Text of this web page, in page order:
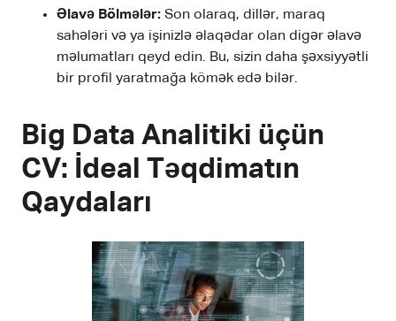
Əlavə Bölmələr: Son olaraq, dillər, maraq
sahələri və ya işinizlə əlaqədar olan digər əlavə
məlumatları qeyd edin. Bu, sizin daha şəxsiyyətli
bir profil yaratmağa kömək edə bilər.
Big Data Analitiki üçün
CV: İdeal Təqdimatın
Qaydaları